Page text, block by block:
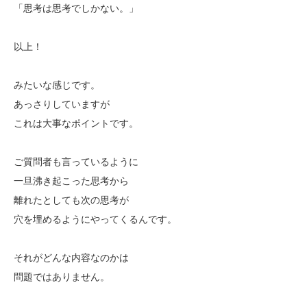
「思考は思考でしかない。」
以上！
みたいな感じです。
あっさりしていますが
これは大事なポイントです。
ご質問者も言っているように
一旦沸き起こった思考から
離れたとしても次の思考が
穴を埋めるようにやってくるんです。
それがどんな内容なのかは
問題ではありません。